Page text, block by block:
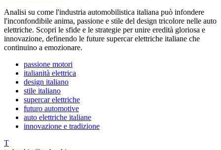
Analisi su come l'industria automobilistica italiana può infondere
l'inconfondibile anima, passione e stile del design tricolore nelle auto
elettriche. Scopri le sfide e le strategie per unire eredità gloriosa e
innovazione, definendo le future supercar elettriche italiane che
continuino a emozionare.
passione motori
italianità elettrica
design italiano
stile italiano
supercar elettriche
futuro automotive
auto elettriche italiane
innovazione e tradizione
T